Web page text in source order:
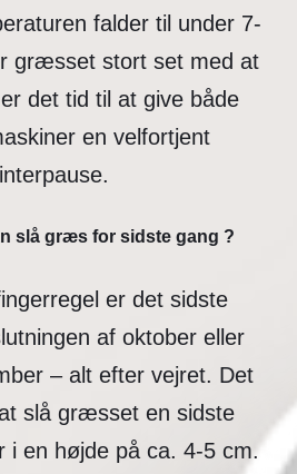
falder til under 7-
græsset stort set med at
det tid til at give både
en velfortjent
slå græs for sidste gang ?
er det sidste
af oktober eller
– alt efter vejret. Det
slå græsset en sidste
i en højde på ca. 4-5 cm.